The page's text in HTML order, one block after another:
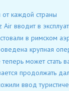
каждой страны
Air вводит в
в римском
крупная
может стать
продолжать
ввод